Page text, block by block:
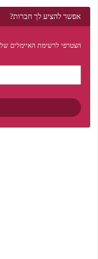
אפשר להציע לך חברות?
הצטרפי לרשימת האיימלים